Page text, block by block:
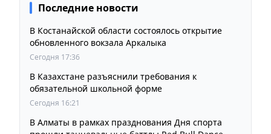
Последние новости
В Костанайской области состоялось открытие
обновленного вокзала Аркалыка
Сегодня 17:36
В Казахстане разъяснили требования к
обязательной школьной форме
Сегодня 16:21
В Алматы в рамках празднования Дня спорта